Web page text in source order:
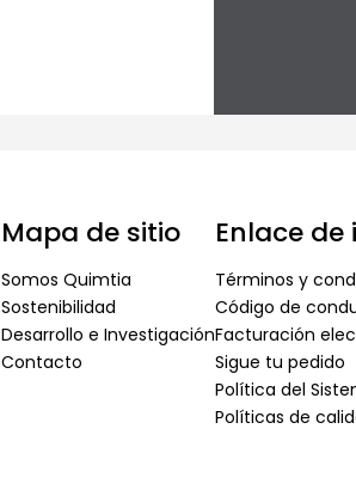
Mapa de sitio
Somos Quimtia
Sostenibilidad
Desarrollo e Investigación
Contacto
Enlace de
Términos y
Código de
Facturación
Sigue tu pedido
Política del
Políticas de